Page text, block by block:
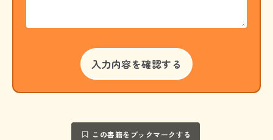
この書籍をブックマークする